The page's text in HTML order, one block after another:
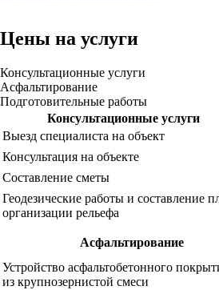
Цены на услуги
Консультационные услуги
Асфальтирование
Подготовительные работы
Консультационные услуги
Выезд специалиста на объект
Консультация на объекте
Составление сметы
Геодезические работы и составление
организации рельефа
Асфальтирование
Устройство асфальтобетонного
из крупнозернистой смеси